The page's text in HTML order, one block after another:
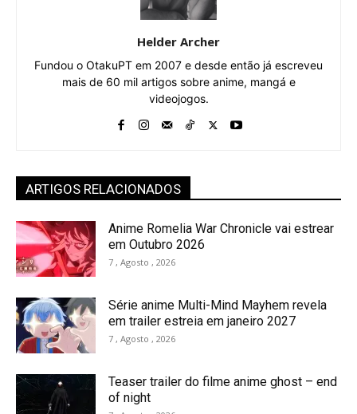
Helder Archer
Fundou o OtakuPT em 2007 e desde então já escreveu
mais de 60 mil artigos sobre anime, mangá e
videojogos.
ARTIGOS RELACIONADOS
Anime Romelia War Chronicle vai estrear
em Outubro 2026
7 , Agosto , 2026
Série anime Multi-Mind Mayhem revela
em trailer estreia em janeiro 2027
7 , Agosto , 2026
Teaser trailer do filme anime ghost – end
of night